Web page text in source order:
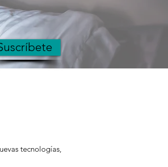
tecnologías,